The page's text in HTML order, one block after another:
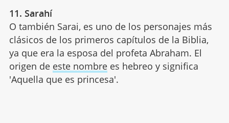
11. Sarahí
O también Sarai, es uno de los personajes más
clásicos de los primeros capítulos de la Biblia,
ya que era la esposa del profeta Abraham. El
origen de este nombrees hebreo y significa
'Aquella que es princesa'.